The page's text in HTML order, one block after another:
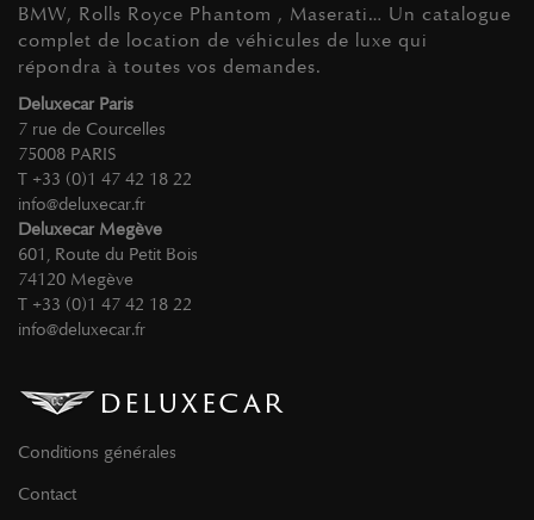
BMW, Rolls Royce Phantom , Maserati… Un catalogue
complet de location de véhicules de luxe qui
répondra à toutes vos demandes.
Deluxecar Paris
7 rue de Courcelles
75008 PARIS
T +33 (0)1 47 42 18 22
info@deluxecar.fr
Deluxecar Megève
601, Route du Petit Bois
74120 Megève
T +33 (0)1 47 42 18 22
info@deluxecar.fr
Conditions générales
Contact